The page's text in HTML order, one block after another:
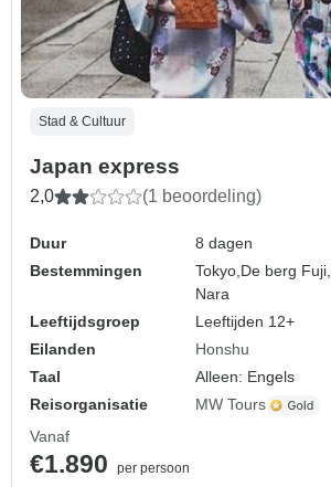
Stad & Cultuur
Japan express
2,0 (1 beoordeling)
Duur
8 dagen
Bestemmingen
Tokyo,De berg Fuji,
Nara
Leeftijdsgroep
Leeftijden 12+
Eilanden
Honshu
Taal
Alleen: Engels
Reisorganisatie
MW Tours
Vanaf
€1.890
per persoon